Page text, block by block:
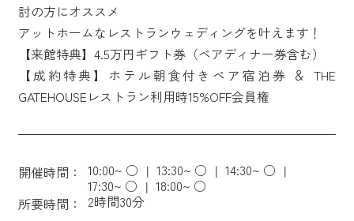
討の方にオススメ
アットホームなレストランウェディングを叶えます！
【来館特典】4.5万円ギフト券（ペアディナー券含む）
【成約特典】ホテル朝食付きペア宿泊券 ＆ THE
GATEHOUSEレストラン利用時15%OFF会員権
開催時間： 10:00~ ○ 13:30~ ○
14:30~ ○
17:30~ ○
18:00~ ○
所要時間：
2時間30分